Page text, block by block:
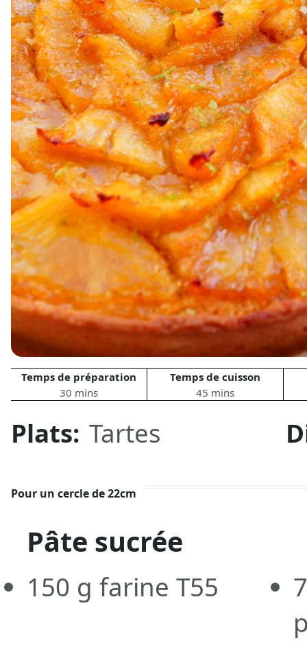
Temps de préparation
30 mins
Temps de cuisson
45 mins
Plats: Tartes
Pour un cercle de 22cm
Pâte sucrée
150 g farine T55